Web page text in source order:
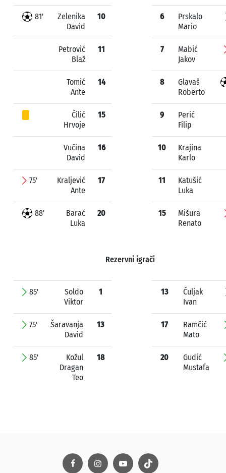
81'
Zelenika
David
10
Petrović
Blaž
11
Tomić
Ante
14
Čilić
Hrvoje
15
Vučina
David
16
75'
Kraljević
Ante
17
88'
Barać
Luka
20
6
Prskalo
Mario
7
Mabić
Jakov
8
Glavaš
Roberto
9
Perić
Filip
10
Krajina
Karlo
11
Katušić
Luka
15
Mišura
Renato
Rezervni igrači
85'
Soldo
Viktor
1
75'
Šaravanja
David
13
85'
Kožul
Dragan
Teo
18
13
Čuljak
Ivan
17
Ramčić
Mato
20
Gudić
Mustafa